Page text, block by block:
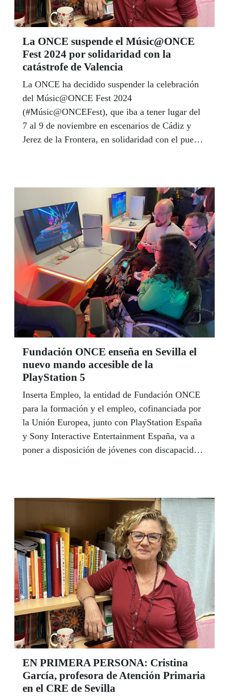
La ONCE suspende el Músic@ONCE
Fest 2024 por solidaridad con la
catástrofe de Valencia
La ONCE ha decidido suspender la celebración
del Músic@ONCE Fest 2024
(#Músic@ONCEFest), que iba a tener lugar del
7 al 9 de noviembre en escenarios de Cádiz y
Jerez de la Frontera, en solidaridad con el pueblo
de 2025 para que esta primera edición pueda
celebrarse también en las ciudades de Cádiz y
Jerez de la Frontera.
Fundación ONCE enseña en Sevilla el
nuevo mando accesible de la
PlayStation 5
Inserta Empleo, la entidad de Fundación ONCE
para la formación y el empleo, cofinanciada por
la Unión Europea, junto con PlayStation España
y Sony Interactive Entertainment España, va a
poner a disposición de jóvenes con discapacidad
Mando y consola estarán disponibles desde el
pasado 21 de octubre hasta el próximo 22 de
noviembre para todas aquellas personas que
deseen probarlos.
EN PRIMERA PERSONA: Cristina
García, profesora de Atención Primaria
en el CRE de Sevilla